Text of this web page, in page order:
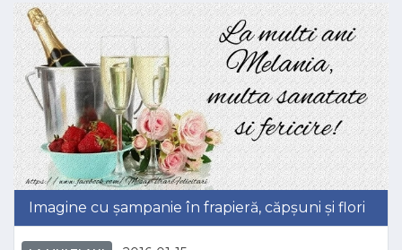
Imagine cu șampanie în frapieră, căpșuni și flori